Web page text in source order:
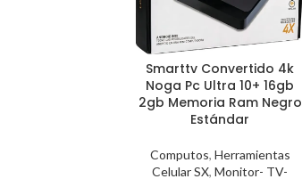
Smarttv Convertido 4k
Noga Pc Ultra 10+ 16gb
2gb Memoria Ram Negro
Estándar
Computos, Herramientas
Celular SX, Monitor- TV-